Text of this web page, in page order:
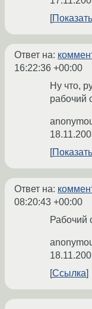
Ответ на:
16:22:36 +00:00
Ну что,
рабочий
Ответ на:
08:20:43 +00:00
Рабочий
Ссылка